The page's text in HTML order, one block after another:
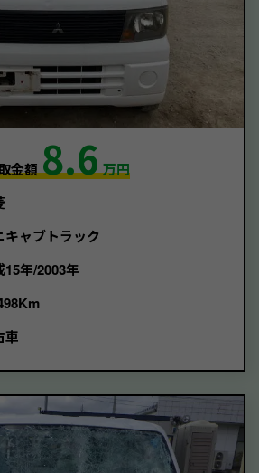
金額8.6万円
キャブトラック
15年/2003年
車